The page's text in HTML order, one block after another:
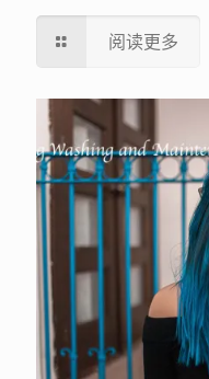
阅读更多